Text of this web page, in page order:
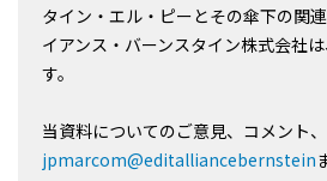
タイン・エル・ピーとその傘下の関
イアンス・バーンスタイン株式会社
す。
当資料についてのご意見、コメント
jpmarcom@editalliancebernstein